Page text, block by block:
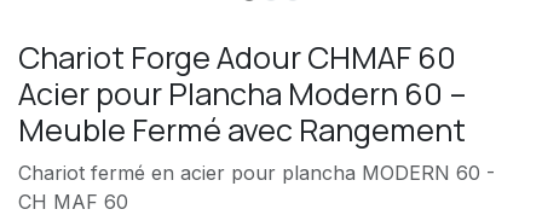
Chariot Forge Adour CHMAF 60
Acier pour Plancha Modern 60 –
Meuble Fermé avec Rangement
Chariot fermé en acier pour plancha MODERN 60 -
CH MAF 60